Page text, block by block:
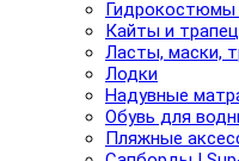
Гидрокостюмы
Кайты и
Ласты, маски,
Лодки
Надувные
Обувь для
Пляжные